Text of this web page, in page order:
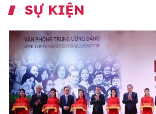
SỰ KIỆN